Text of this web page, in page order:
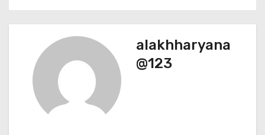
alakhharyana
@123